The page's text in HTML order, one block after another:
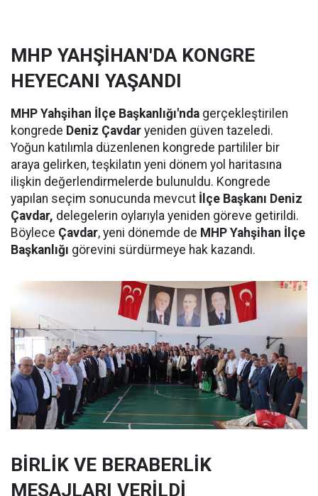
MHP YAHŞİHAN'DA KONGRE
HEYECANI YAŞANDI
MHP Yahşihan İlçe Başkanlığı'nda gerçekleştirilen
kongrede Deniz Çavdar yeniden güven tazeledi.
Yoğun katılımla düzenlenen kongrede partililer bir
araya gelirken, teşkilatın yeni dönem yol haritasına
ilişkin değerlendirmelerde bulunuldu. Kongrede
yapılan seçim sonucunda mevcut İlçe Başkanı Deniz
Çavdar, delegelerin oylarıyla yeniden göreve getirildi.
Böylece Çavdar, yeni dönemde de MHP Yahşihan İlçe
Başkanlığı görevini sürdürmeye hak kazandı.
BİRLİK VE BERABERLİK
MESAJLARI VERİLDİ